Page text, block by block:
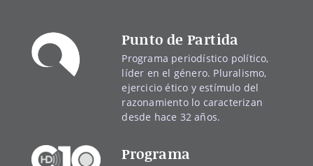
Punto de Partida
Programa periodístico político,
líder en el género. Pluralismo,
ejercicio ético y estímulo del
razonamiento lo caracterizan
desde hace 32 años.
Programa